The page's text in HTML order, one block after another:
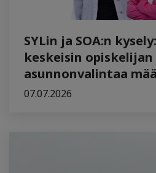
SYLin ja SOA:n
keskeisin opiskelijan
asunnonvalintaa
07.07.2026